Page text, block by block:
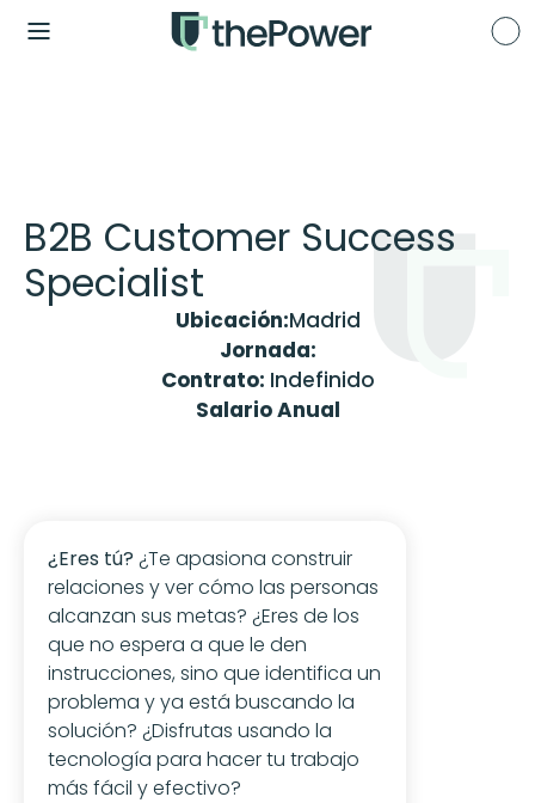
B2B Customer Success
Specialist
Ubicación:Madrid
Jornada:
Contrato: Indefinido
Salario Anual
¿Eres tú? ¿Te apasiona construir
relaciones y ver cómo las personas
alcanzan sus metas? ¿Eres de los
que no espera a que le den
instrucciones, sino que identifica un
problema y ya está buscando la
solución? ¿Disfrutas usando la
tecnología para hacer tu trabajo
más fácil y efectivo?